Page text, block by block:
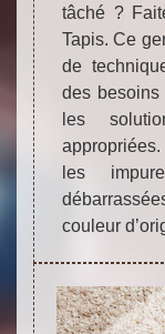
tâché ?
Tapis. Ce
de
des
les
les
couleur